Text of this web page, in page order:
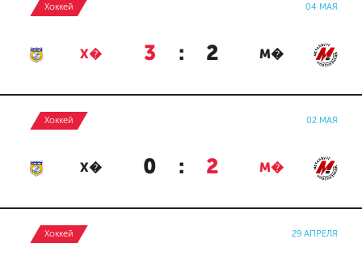
Хоккей 04 МАЯ
Х� 3 : 2 М�
Хоккей 02 МАЯ
Х� 0 : 2 М�
Хоккей 29 АПРЕЛЯ